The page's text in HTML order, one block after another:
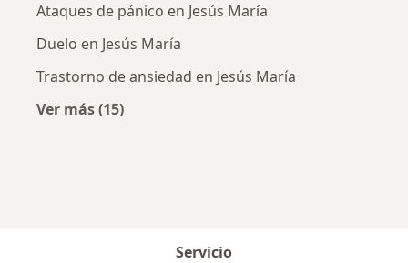
Ataques de pánico en Jesús María
Duelo en Jesús María
Trastorno de ansiedad en Jesús María
Ver más (15)
Servicio